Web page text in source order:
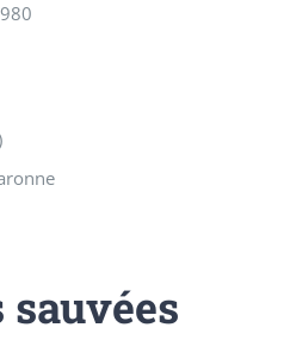
sauvées